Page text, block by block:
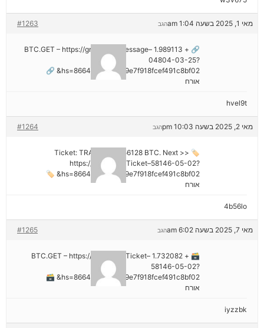
מאי 1, 2025 בשעה 1:04 am #1263 הגב
🔗 + 1.989113 BTC.GET – https://graph.org/Message–
04804-03-25?
hs=8664c520642b9e7f918fcef491c8bf02& 🔗
אורח
hvel9t
מאי 2, 2025 בשעה 10:03 pm #1264 הגב
🏷 Ticket: TRANSFER 1,56128 BTC. Next >>
https://graph.org/Ticket–58146-05-02?
hs=8664c520642b9e7f918fcef491c8bf02& 🏷
אורח
4b56lo
מאי 7, 2025 בשעה 6:02 am #1265 הגב
🗃 + 1.732082 BTC.GET – https://graph.org/Ticket–
58146-05-02?
hs=8664c520642b9e7f918fcef491c8bf02& 🗃
אורח
iyzzbk